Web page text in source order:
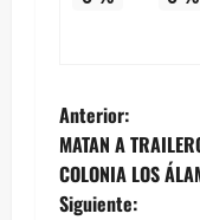
N
a
Anterior:
MATAN A
COLONIA LOS
Siguiente: